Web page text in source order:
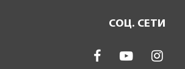
СОЦ. СЕТИ